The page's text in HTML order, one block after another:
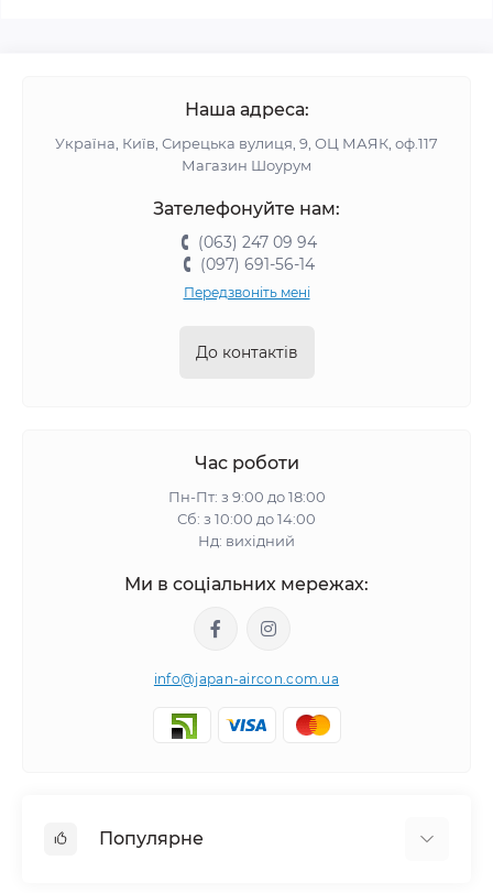
Наша адреса:
Україна, Київ, Сирецька вулиця, 9, ОЦ МАЯК, оф.117
Магазин Шоурум
Зателефонуйте нам:
(063) 247 09 94
(097) 691-56-14
Передзвоніть мені
До контактів
Час роботи
Пн-Пт: з 9:00 до 18:00
Сб: з 10:00 до 14:00
Нд: вихідний
Ми в соціальних мережах:
info@japan-aircon.com.ua
Популярне